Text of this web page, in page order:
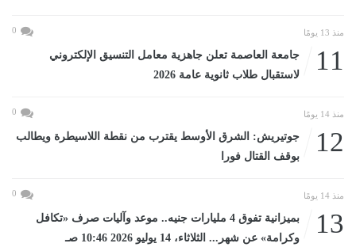
منذ 13 يومًا 0
11
جامعة العاصمة تعلن جاهزية معامل التنسيق الإلكتروني
لاستقبال طلاب ثانوية عامة 2026
منذ 14 يومًا 0
12
جوتيريش: الشرق الأوسط يقترب من نقطة اللاسيطرة ويطالب
بوقف القتال فورا
منذ 14 يومًا 0
13
بميزانية تفوق 4 مليارات جنيه.. موعد وآليات صرف «تكافل
وكرامة» عن شهر... الثلاثاء، 14 يوليو 2026 10:46 صـ